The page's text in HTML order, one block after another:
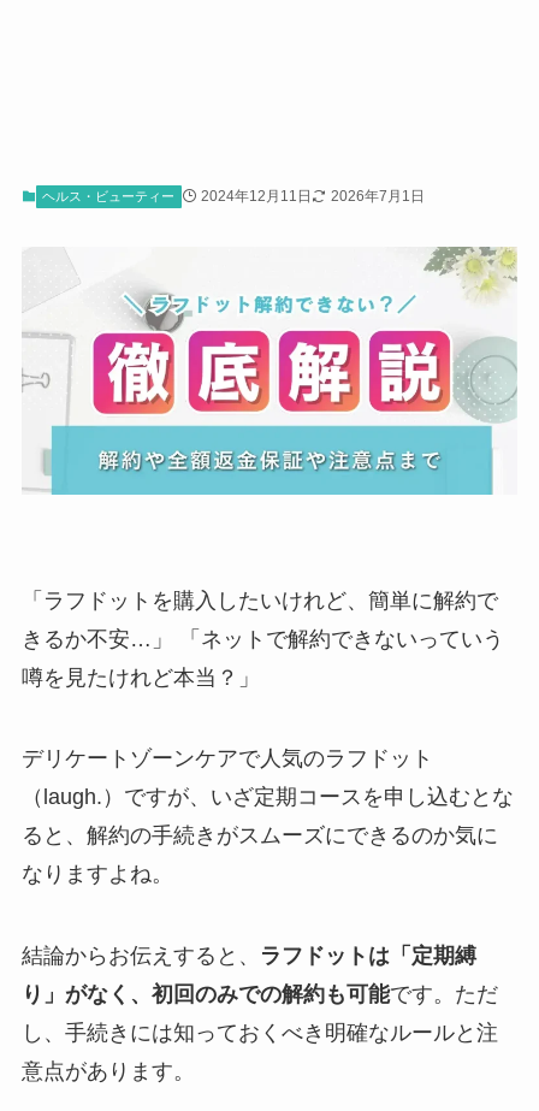
ヘルス・ビューティー 2024年12月11日 2026年7月1日
「ラフドットを購入したいけれど、簡単に解約で
きるか不安…」 「ネットで解約できないっていう
噂を見たけれど本当？」
デリケートゾーンケアで人気のラフドット
（laugh.）ですが、いざ定期コースを申し込むとな
ると、解約の手続きがスムーズにできるのか気に
なりますよね。
結論からお伝えすると、
ラフドットは「定期縛
り」がなく、初回のみでの解約も可能です。ただ
し、手続きには知っておくべき明確なルールと注
意点があります。